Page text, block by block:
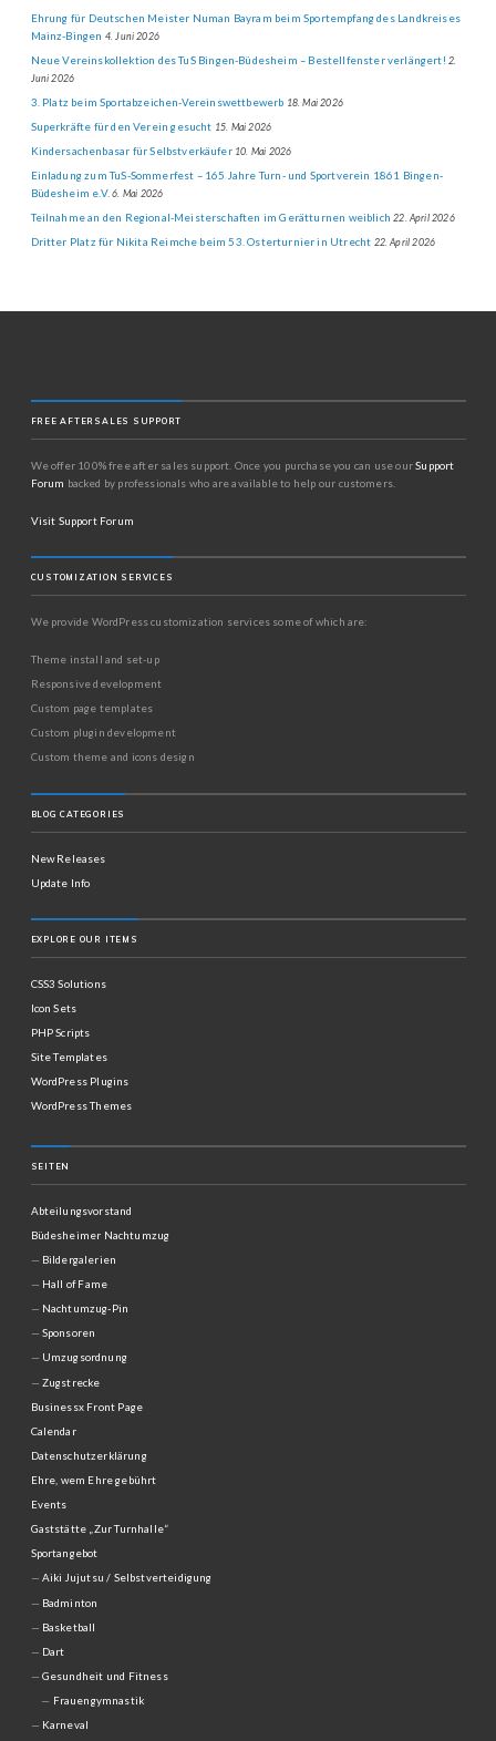
Ehrung für Deutschen Meister Numan Bayram beim Sportempfang des Landkreises
Mainz-Bingen 4. Juni 2026
Neue Vereinskollektion des TuS Bingen-Büdesheim – Bestellfenster verlängert! 2.
Juni 2026
3. Platz beim Sportabzeichen-Vereinswettbewerb 18. Mai 2026
Superkräfte für den Verein gesucht 15. Mai 2026
Kindersachenbasar für Selbstverkäufer 10. Mai 2026
Einladung zum TuS-Sommerfest – 165 Jahre Turn- und Sportverein 1861 Bingen-
Büdesheim e.V. 6. Mai 2026
Teilnahme an den Regional-Meisterschaften im Gerätturnen weiblich 22. April 2026
Dritter Platz für Nikita Reimche beim 53. Osterturnier in Utrecht 22. April 2026
FREE AFTERSALES SUPPORT
We offer 100% free after sales support. Once you purchase you can use ourSupport
Forum backed by professionals who are available to help our customers.
Visit Support Forum
CUSTOMIZATION SERVICES
We provide WordPress customization services some of which are:
Theme install and set-up
Responsive development
Custom page templates
Custom plugin development
Custom theme and icons design
BLOG CATEGORIES
New Releases
Update Info
EXPLORE OUR ITEMS
CSS3 Solutions
Icon Sets
PHP Scripts
Site Templates
WordPress Plugins
WordPress Themes
SEITEN
Abteilungsvorstand
Büdesheimer Nachtumzug
Bildergalerien
Hall of Fame
Nachtumzug-Pin
Sponsoren
Umzugsordnung
Zugstrecke
Businessx Front Page
Calendar
Datenschutzerklärung
Ehre, wem Ehre gebührt
Events
Gaststätte „Zur Turnhalle“
Sportangebot
Aiki Jujutsu / Selbstverteidigung
Badminton
Basketball
Dart
Gesundheit und Fitness
Frauengymnastik
Karneval